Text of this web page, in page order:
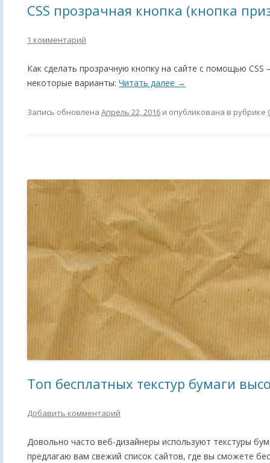
CSS прозрачная кнопка (кнопка
1 комментарий
Как сделать прозрачную кнопку на сайте с помощью CSS
некоторые варианты: Читать далее →
Запись обновлена Апрель 22, 2016 и опубликована в рубрике
Топ бесплатных текстур бумаги
Добавить комментарий
Довольно часто веб-дизайнеры используют текстуры
предлагаю вам свежий список сайтов, где вы сможете